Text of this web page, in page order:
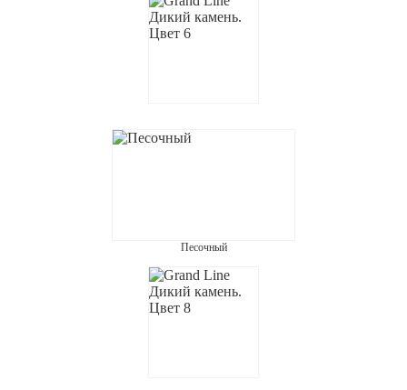
Песочный